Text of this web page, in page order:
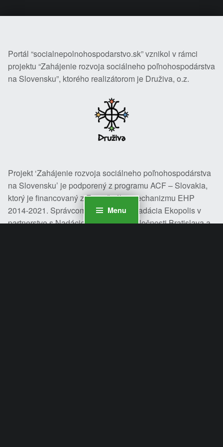
Menu
Portál “socialnepolnohospodarstvo.sk” vznikol v rámci
projektu “Zahájenie rozvoja sociálneho poľnohospodárstva
na Slovensku”, ktorého realizátorom je Druživa, o.z.
Projekt ‘Zahájenie rozvoja sociálneho poľnohospodárstva
na Slovensku’ je podporený z programu ACF – Slovakia,
ktorý je financovaný z Finančného mechanizmu EHP
2014-2021. Správcom programu je Nadácia Ekopolis v
partnerstve s Nadáciou otvorenej spoločnosti Bratislava a